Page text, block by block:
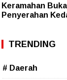
Keramahan
Penyerahan
TRENDING
# Daerah